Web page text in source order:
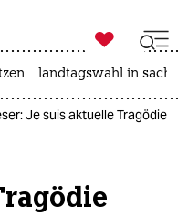

taz zahl ich
landtagswahl in
Je suis aktuelle Tragödie